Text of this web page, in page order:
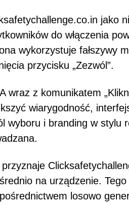
jako
do włączenia
wykorzystuje fałszywy
przycisku „Zezwól”.
wraz z komunikatem
wiarygodność,
wyboru i branding w stylu
na urządzenie.
losowo